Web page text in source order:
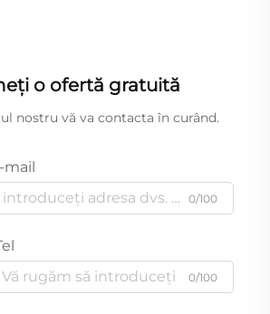
o ofertă gratuită
nostru vă va contacta în curând.
mail
0/100
0/100